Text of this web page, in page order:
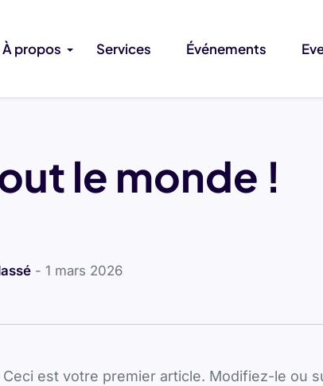
À propos Services Événements
le monde !
- 1 mars 2026
est votre premier article. Modifiez-le ou